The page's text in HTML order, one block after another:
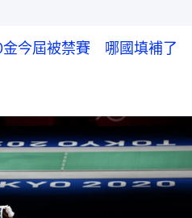
金今屆被禁賽 哪國填補了